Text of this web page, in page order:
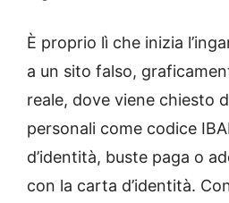
È proprio lì che inizia
a un sito falso,
reale, dove viene chiesto
personali come codice
d’identità, buste paga o
con la carta d’identità.